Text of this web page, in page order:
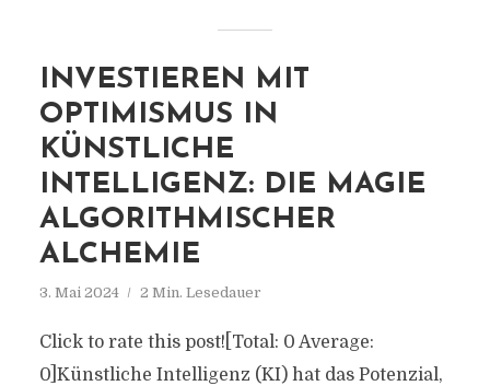
INVESTIEREN MIT
OPTIMISMUS IN
KÜNSTLICHE
INTELLIGENZ: DIE MAGIE
ALGORITHMISCHER
ALCHEMIE
3. Mai 2024 2 Min. Lesedauer
Click to rate this post![Total: 0 Average:
0]Künstliche Intelligenz (KI) hat das Potenzial,